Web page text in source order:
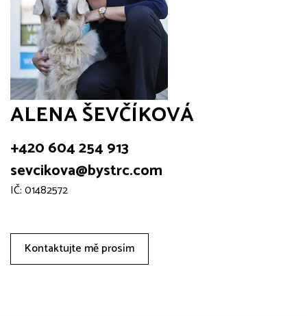
ALENA ŠEVČÍKOVÁ
+420 604 254 913
sevcikova@bystrc.com
IČ: 01482572
Kontaktujte mě prosím